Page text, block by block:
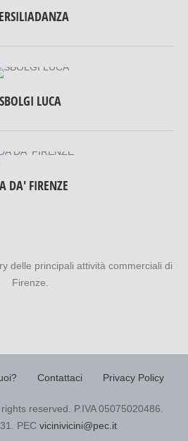
SBOLGI LUCA
DA' FIRENZE
delle principali attività commerciali di
Firenze.
Contattaci Privacy Policy
reserved. P.IVA 05075020486.
PEC vicinivicini@pec.it